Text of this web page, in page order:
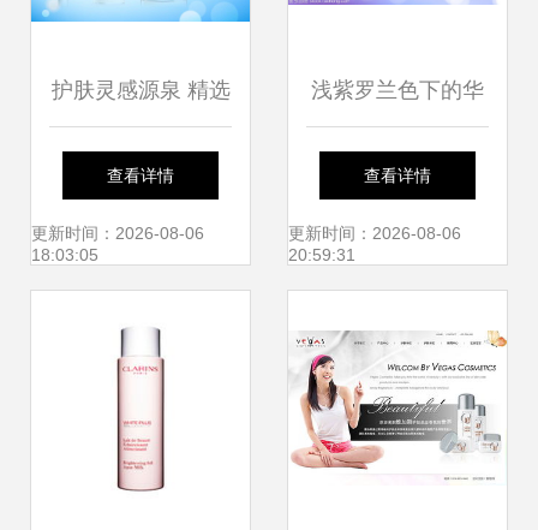
护肤灵感源泉 精选
免费化妆品海报背
景图片推荐
查看详情
更新时间：2026-08-06
18:03:05
浅紫罗兰色下的华
丽逆龄 抗衰老化妆
品与珠宝首饰的高
查看详情
更新时间：2026-08-06
20:59:31